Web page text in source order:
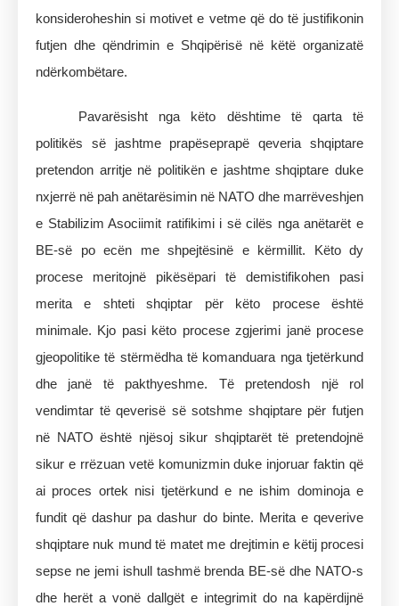
konsideroheshin si motivet e vetme që do të justifikonin
futjen dhe qëndrimin e Shqipërisë në këtë organizatë
ndërkombëtare.
Pavarësisht nga këto dështime të qarta të
politikës së jashtme prapëseprapë qeveria shqiptare
pretendon arritje në politikën e jashtme shqiptare duke
nxjerrë në pah anëtarësimin në NATO dhe marrëveshjen
e Stabilizim Asociimit ratifikimi i së cilës nga anëtarët e
BE-së po ecën me shpejtësinë e kërmillit. Këto dy
procese meritojnë pikësëpari të demistifikohen pasi
merita e shteti shqiptar për këto procese është
minimale. Kjo pasi këto procese zgjerimi janë procese
gjeopolitike të stërmëdha të komanduara nga tjetërkund
dhe janë të pakthyeshme. Të pretendosh një rol
vendimtar të qeverisë së sotshme shqiptare për futjen
në NATO është njësoj sikur shqiptarët të pretendojnë
sikur e rrëzuan vetë komunizmin duke injoruar faktin që
ai proces ortek nisi tjetërkund e ne ishim dominoja e
fundit që dashur pa dashur do binte. Merita e qeverive
shqiptare nuk mund të matet me drejtimin e këtij procesi
sepse ne jemi ishull tashmë brenda BE-së dhe NATO-s
dhe herët a vonë dallgët e integrimit do na kapërdijnë